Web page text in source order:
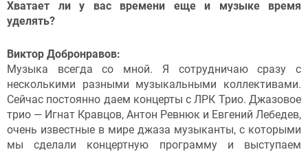
Хватает ли у вас времени еще и музыке время
уделять?
Виктор Добронравов:
Музыка всегда со мной. Я сотрудничаю сразу с
несколькими разными музыкальными коллективами.
Сейчас постоянно даем концерты с ЛРК Трио. Джазовое
трио — Игнат Кравцов, Антон Ревнюк и Евгений Лебедев,
очень известные в мире джаза музыканты, с которыми
мы сделали концертную программу и выступаем